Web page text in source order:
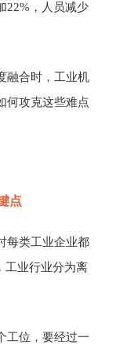
22%，人员减少
融合时，工业机
何攻克这些难点
点
每类工业企业都
工业行业分为离
工位，要经过一